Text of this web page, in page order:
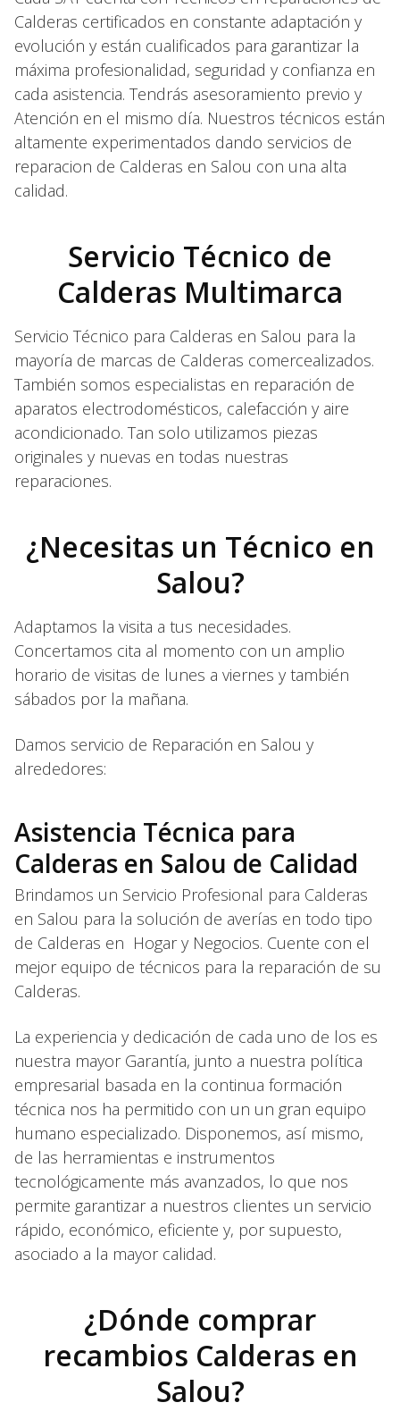
Calderas certificados en constante adaptación y
evolución y están cualificados para garantizar la
máxima profesionalidad, seguridad y confianza en
cada asistencia. Tendrás asesoramiento previo y
Atención en el mismo día. Nuestros técnicos están
altamente experimentados dando servicios de
reparacion de Calderas en Salou con una alta
calidad.
Servicio Técnico de
Calderas Multimarca
Servicio Técnico para Calderas en Salou para la
mayoría de marcas de Calderas comercealizados.
También somos especialistas en reparación de
aparatos electrodomésticos, calefacción y aire
acondicionado. Tan solo utilizamos piezas
originales y nuevas en todas nuestras
reparaciones.
¿Necesitas un Técnico en
Salou?
Adaptamos la visita a tus necesidades.
Concertamos cita al momento con un amplio
horario de visitas de lunes a viernes y también
sábados por la mañana.
Damos servicio de Reparación en Salou y
alrededores:
Asistencia Técnica para
Calderas en Salou de Calidad
Brindamos un Servicio Profesional para Calderas
en Salou para la solución de averías en todo tipo
de Calderas en Hogar y Negocios. Cuente con el
mejor equipo de técnicos para la reparación de su
Calderas.
La experiencia y dedicación de cada uno de los es
nuestra mayor Garantía, junto a nuestra política
empresarial basada en la continua formación
técnica nos ha permitido con un un gran equipo
humano especializado. Disponemos, así mismo,
de las herramientas e instrumentos
tecnológicamente más avanzados, lo que nos
permite garantizar a nuestros clientes un servicio
rápido, económico, eficiente y, por supuesto,
asociado a la mayor calidad.
¿Dónde comprar
recambios Calderas en
Salou?